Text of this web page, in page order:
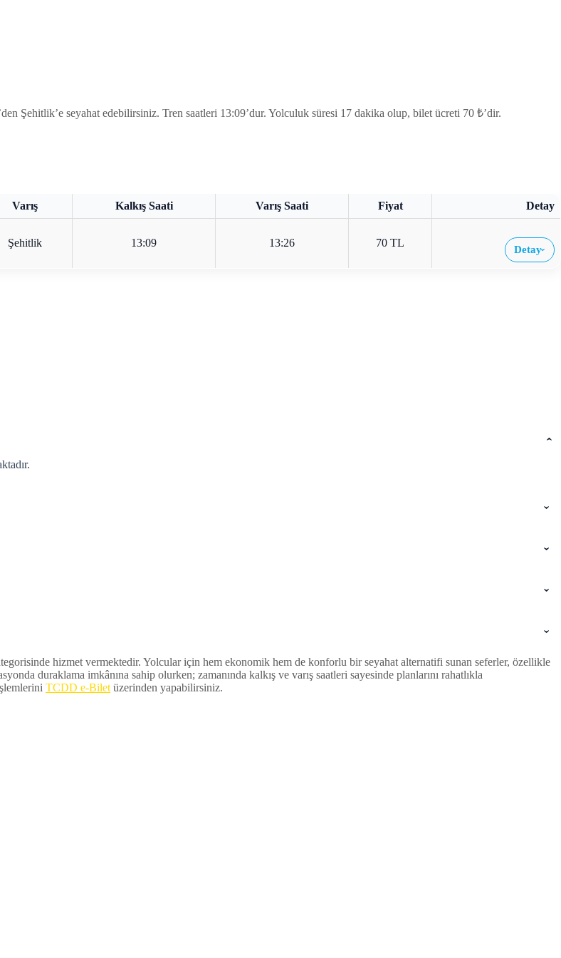
Şehitlik’e seyahat edebilirsiniz. Tren saatleri 13:09’dur. Yolculuk süresi 17 dakika olup, bilet ücreti 70 ₺’dir.
Varış Kalkış Saati Varış Saati Fiyat Detay
Şehitlik 13:09 13:26 70 TL
Detay›
hizmet vermektedir. Yolcular için hem ekonomik hem de konforlu bir seyahat alternatifi sunan seferler, özellikle
duraklama imkânına sahip olurken; zamanında kalkış ve varış saatleri sayesinde planlarını rahatlıkla
TCDD e-Bilet üzerinden yapabilirsiniz.